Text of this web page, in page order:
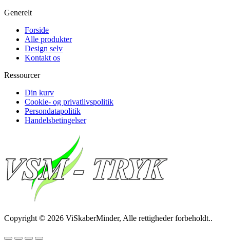
Generelt
Forside
Alle produkter
Design selv
Kontakt os
Ressourcer
Din kurv
Cookie- og privatlivspolitik
Persondatapolitik
Handelsbetingelser
Copyright © 2026 ViSkaberMinder, Alle rettigheder forbeholdt..